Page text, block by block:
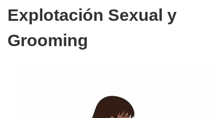
Explotación Sexual y
Grooming